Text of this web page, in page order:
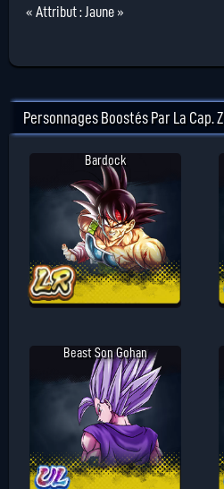
« Attribut : Jaune »
Personnages Boostés Par La Cap. Z
Bardock
Beast Son Gohan